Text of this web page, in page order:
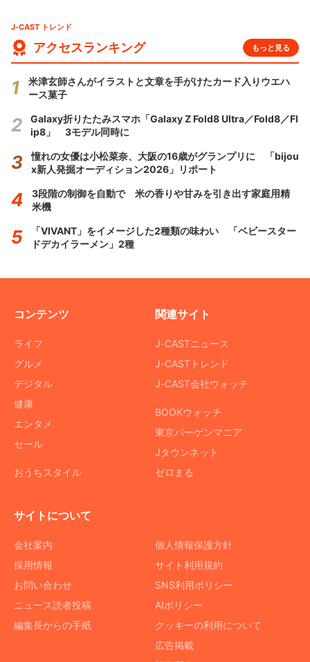
J-CAST トレンド
アクセスランキング もっと見る
米津玄師さんがイラストと文章を手がけたカード入りウエハ
ース菓子
Galaxy折りたたみスマホ「Galaxy Z Fold8 Ultra／Fold8／Fl
ip8」 3モデル同時に
憧れの女優は小松菜奈、大阪の16歳がグランプリに 「bijou
x新人発掘オーディション2026」リポート
3段階の制御を自動で 米の香りや甘みを引き出す家庭用精
米機
「VIVANT」をイメージした2種類の味わい 「ベビースター
ドデカイラーメン」2種
コンテンツ
ライフ
グルメ
デジタル
健康
エンタメ
セール
おうちスタイル
関連サイト
J-CASTニュース
J-CASTトレンド
J-CAST会社ウォッチ
BOOKウォッチ
東京バーゲンマニア
Jタウンネット
ゼロまる
サイトについて
会社案内
採用情報
お問い合わせ
ニュース読者投稿
編集長からの手紙
個人情報保護方針
サイト利用規約
SNS利用ポリシー
AIポリシー
クッキーの利用について
広告掲載